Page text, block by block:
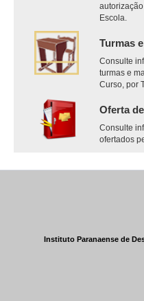
Escola.
Turmas
Consulte
turmas e
Curso, por
Oferta
Consulte
ofertados
Instituto Paranaense de